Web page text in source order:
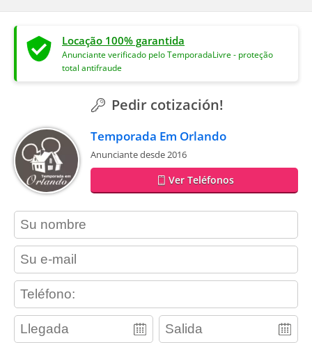
Locação 100% garantida
Anunciante verificado pelo TemporadaLivre - proteção
total antifraude
Pedir cotización!
Temporada Em Orlando
Anunciante desde 2016
Ver Teléfonos
contact_name
contact_email
contact_phone